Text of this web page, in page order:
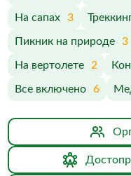
На сапах 3
Пикник на природе 3
На вертолете 2
Все включено 6